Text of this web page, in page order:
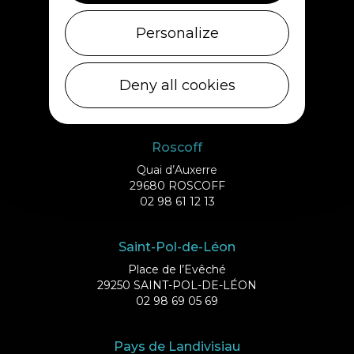
29253 ILE DE BATZ
Roscoff
Quai d’Auxerre
29680 ROSCOFF
02 98 61 12 13
Saint-Pol-de-Léon
Place de l’Evêché
29250 SAINT-POL-DE-LÉON
02 98 69 05 69
Pays de Landivisiau
Personalize
Deny all cookies